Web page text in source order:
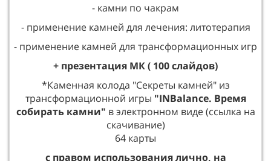
- камни по чакрам
- применение камней для лечения: литотерапия
- применение камней для трансформационных игр
+ презентация МК ( 100 слайдов)
*Каменная колода "Секреты камней" из
трансформационной игры "INBalance. Время
собирать камни" в электронном виде (ссылка на
скачивание)
64 карты
с правом использования лично, на